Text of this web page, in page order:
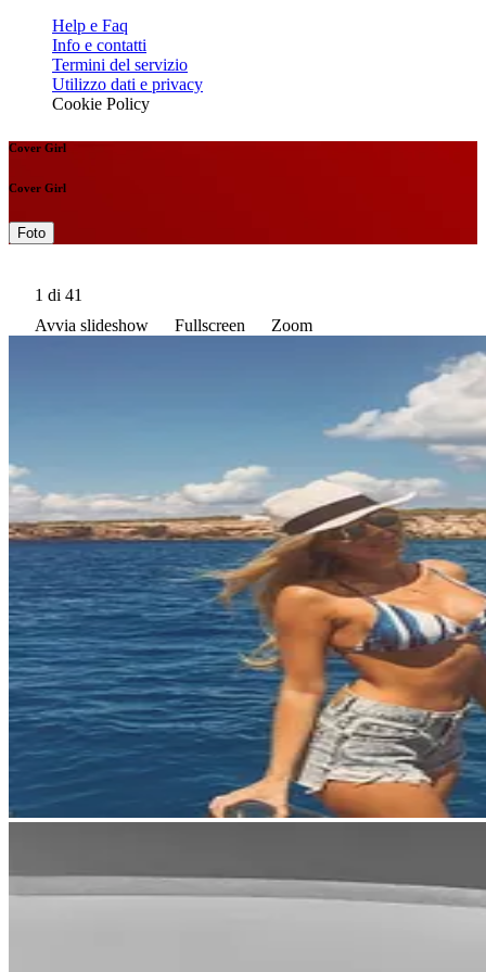
Help e Faq
Info e contatti
Termini del servizio
Utilizzo dati e privacy
Cookie Policy
Cover Girl
Cover Girl
Foto
1 di 41
Avvia slideshow
Fullscreen Zoom